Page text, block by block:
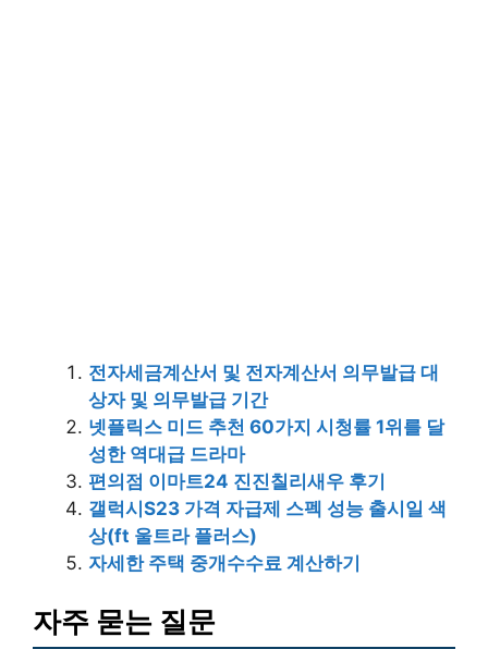
전자세금계산서 및 전자계산서 의무발급 대
상자 및 의무발급 기간
넷플릭스 미드 추천 60가지 시청률 1위를 달
성한 역대급 드라마
편의점 이마트24 진진칠리새우 후기
갤럭시S23 가격 자급제 스펙 성능 출시일 색
상(ft 울트라 플러스)
자세한 주택 중개수수료 계산하기
자주 묻는 질문